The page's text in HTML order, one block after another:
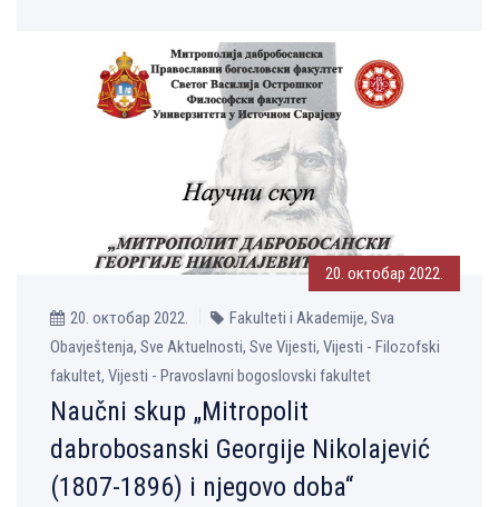
20. октобар 2022.
20. октобар 2022.
Fakulteti i Akademije, Sva
Obavještenja, Sve Aktuelnosti, Sve Vijesti, Vijesti - Filozofski
fakultet, Vijesti - Pravoslavni bogoslovski fakultet
Naučni skup „Mitropolit
dabrobosanski Georgije Nikolajević
(1807-1896) i njegovo doba“